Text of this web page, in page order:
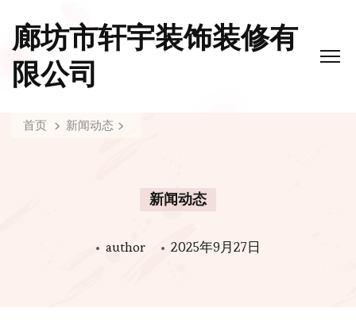
廊坊市轩宇装饰装修有
限公司
首页 新闻动态
新闻动态
author 2025年9月27日